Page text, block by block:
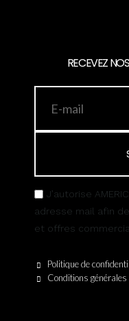
RECEVEZ
J’autorise
adresse mail afin
et offres
Politique de
Conditions générales